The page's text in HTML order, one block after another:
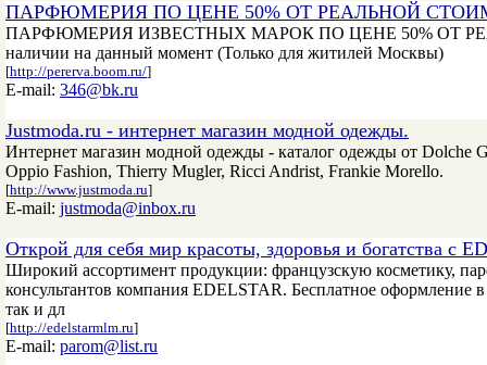
ПАРФЮМЕРИЯ ПО ЦЕНЕ 50% ОТ РЕАЛЬНОЙ
ПАРФЮМЕРИЯ ИЗВЕСТНЫХ МАРОК ПО ЦЕНЕ 50% ОТ
наличии на данный момент (Только для житилей Москвы)
[http://pererva.boom.ru/]
E-mail: 346@bk.ru
Justmoda.ru - интернет магазин модной одежды.
Интернет магазин модной одежды - каталог одежды от Dolche
Oppio Fashion, Thierry Mugler, Ricci Andrist, Frankie Morello.
[http://www.justmoda.ru]
E-mail: justmoda@inbox.ru
Открой для себя мир красоты, здоровья и богатства с
Широкий ассортимент продукции: французскую косметику,
консультантов компания EDELSTAR. Бесплатное оформление
так и дл
[http://edelstarmlm.ru]
E-mail: parom@list.ru